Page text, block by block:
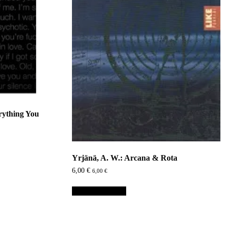
You
Yrjänä, A. W.: Arcana & Rota
6,00 € 6,00 €